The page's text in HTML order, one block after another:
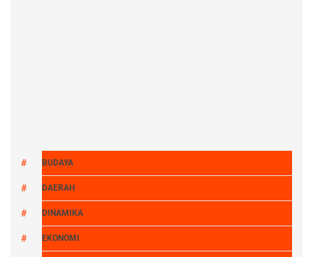
BUDAYA
DAERAH
DINAMIKA
EKONOMI